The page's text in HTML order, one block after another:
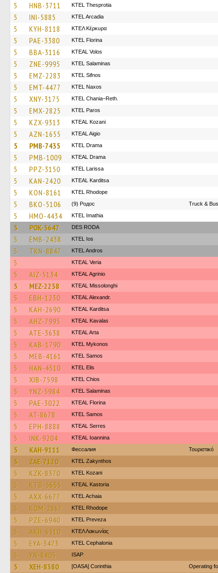
5 HNB-3711 KTEL Thesprotia
5 INI-5885 KTEL Arcadia
5 KYH-8118 ΚΤΕΛ Κέρκυρα
5 PAE-3380 KTEL Florina
5 BBA-3116 KTEAL Volos
5 ZNE-9995 KTEL Salaminas
5 EMZ-2283 KTEL Sifnos
5 EMT-4477 KTEL Naxos
5 XNY-3175 KTEL Chania–Reth.
5 EMX-2825 KTEL Paros
5 KZX-9313 KTEAL Kozani
5 AZN-1655 KTEAL Aigio
5 PMB-7435 KTEL Drama
5 PMB-1009 KTEAL Drama
5 PPZ-3150 KTEL Larissa
5 KAN-2420 KTEAL Karditsa
5 KON-8161 KTEL Rhodope
5 BKO-5106 (9) Родос Truck &
5 HMO-4434 KTEL Imathia
5 POK-5647 DES RODA
5 EMB-2438 KTEL Ios
5 TKN-8847 KTEL Andros
5 KTEAL Veria
5 AIZ-5134 KTEAL Agrinio
5 MEZ-2238 KTEAL Missolonghi
5 EBH-1230 KTEAL Alexandr.
5 KAH-2690 KTEAL Karditsa
5 AHZ-7995 KTEAL Kavalas
5 ATE-3638 KTEAL Arta
5 KAB-1790 KTEL Mykonos
5 MEB-4161 KTEL Samos
5 HAN-4510 KTEL Elis
5 XIB-7598 KTEL Chios
5 YNZ-5984 KTEL Salaminas
5 PAE-3022 KTEAL Florina
5 AT-8678 KTEL Samos
5 EPH-8888 KTEAL Serres
5 INK-9204 KTEAL Ioannina
5 KAH-9111 Фессалия Τουριστικό
5 ZAE-7120 KTEL Zakynthos
5 KZK-8370 ΚΤΕL Kozani
5 KTB-5655 KTEAL Kastoria
5 AXX-6677 KTEL Achaia
5 KOM-2867 KTEL Rhodope
5 PZE-6940 KTEL Preveza
5 AKH-6310 ΚΤΕΛ Λακωνίας
5 EYA-3473 KTEL Cephalonia
5 YN-8405 ISAP
5 XEH-8380 [OASA] Corinthia Operating